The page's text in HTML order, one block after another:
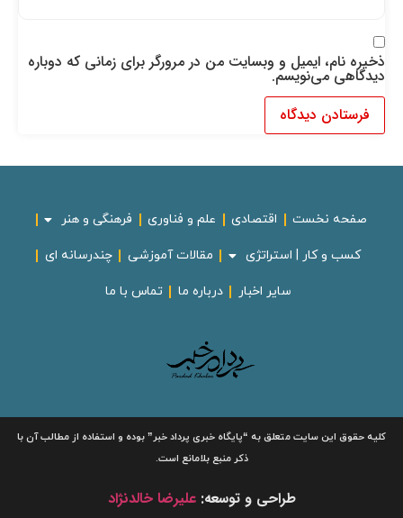
ذخیره نام، ایمیل و وبسایت من در مرورگر برای زمانی که دوباره
دیدگاهی می‌نویسم.
صفحه نخست اقتصادی علم و فناوری فرهنگی و هنر
کسب و کار | استراتژی مقالات آموزشی چندرسانه ای
سایر اخبار درباره ما تماس با ما
کلیه حقوق این سایت متعلق به“پایگاه خبریپرداد خبر”بوده و استفاده از مطالب آن با
ذکر منبع بلامانع است.
طراحی و توسعه:علیرضا خالدنژاد